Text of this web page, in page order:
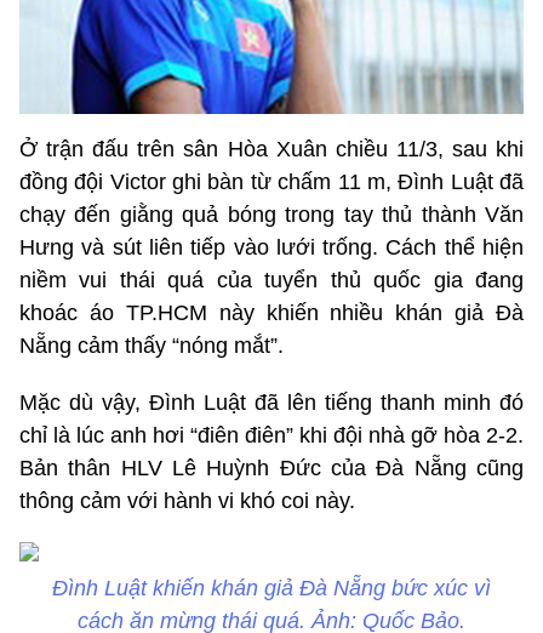
Ở trận đấu trên sân Hòa Xuân chiều 11/3, sau khi
đồng đội Victor ghi bàn từ chấm 11 m, Đình Luật đã
chạy đến giằng quả bóng trong tay thủ thành Văn
Hưng và sút liên tiếp vào lưới trống. Cách thể hiện
niềm vui thái quá của tuyển thủ quốc gia đang
khoác áo TP.HCM này khiến nhiều khán giả Đà
Nẵng cảm thấy “nóng mắt”.
Mặc dù vậy, Đình Luật đã lên tiếng thanh minh đó
chỉ là lúc anh hơi “điên điên” khi đội nhà gỡ hòa 2-2.
Bản thân HLV Lê Huỳnh Đức của Đà Nẵng cũng
thông cảm với hành vi khó coi này.
Đình Luật khiến khán giả Đà Nẵng bức xúc vì
cách ăn mừng thái quá. Ảnh: Quốc Bảo.